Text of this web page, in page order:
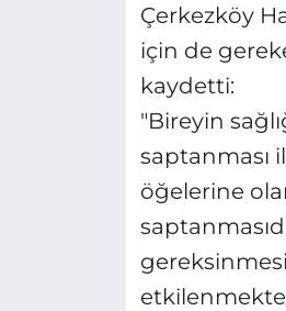
Çerkezköy
için de
kaydetti:
"Bireyin
saptanması
öğelerine